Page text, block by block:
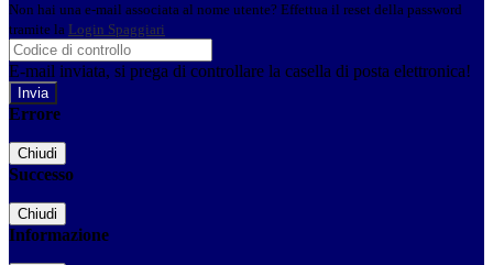
Non hai una e-mail associata al nome utente? Effettua il reset della password
tramite la Login Spaggiari
E-mail inviata, si prega di controllare la casella di posta elettronica!
Errore
Chiudi
Successo
Chiudi
Informazione